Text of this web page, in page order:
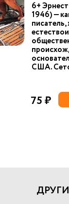
6+
1946) —
США.
75 ₽